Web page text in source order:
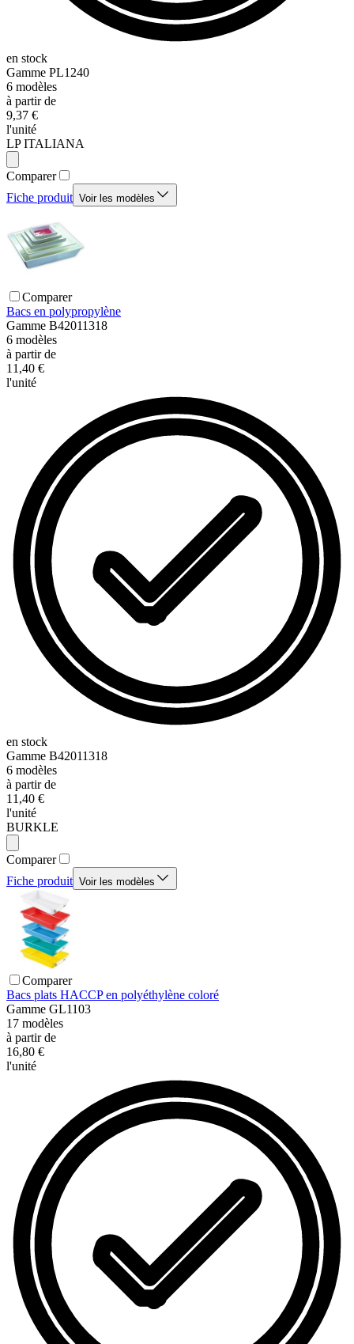
en stock
Gamme PL1240
6 modèles
à partir de
9,37 €
l'unité
LP ITALIANA
Comparer
Fiche produit Voir les modèles
Comparer
Bacs en polypropylène
Gamme B42011318
6 modèles
à partir de
11,40 €
l'unité
en stock
Gamme B42011318
6 modèles
à partir de
11,40 €
l'unité
BURKLE
Comparer
Fiche produit Voir les modèles
Comparer
Bacs plats HACCP en polyéthylène coloré
Gamme GL1103
17 modèles
à partir de
16,80 €
l'unité